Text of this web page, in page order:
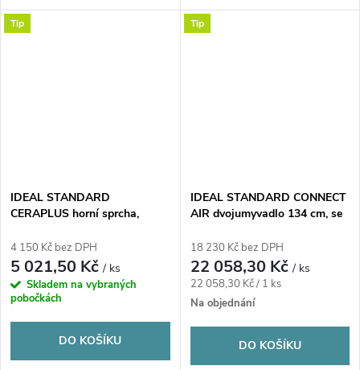
Tip
IDEAL STANDARD
CERAPLUS horní sprcha,
4 150 Kč bez DPH
5 021,50 Kč/ ks
Skladem na vybraných
pobočkách
DO KOŠÍKU
Tip
IDEAL STANDARD CONNECT
AIR dvojumyvadlo 134 cm, se
přepadem
18 230 Kč bez DPH
22 058,30 Kč/ ks
Měrná
cena:
22 058,30 Kč / 1 ks
Na objednání
DO KOŠÍKU